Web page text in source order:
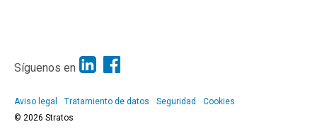
Síguenos en
Aviso legal Tratamiento de datos Seguridad
Cookies
© 2026 Stratos